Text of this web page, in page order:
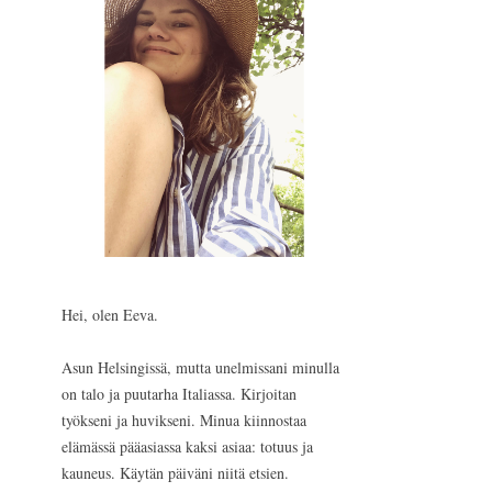
Hei, olen Eeva.
Asun Helsingissä, mutta unelmissani minulla
on talo ja puutarha Italiassa. Kirjoitan
työkseni ja huvikseni. Minua kiinnostaa
elämässä pääasiassa kaksi asiaa: totuus ja
kauneus. Käytän päiväni niitä etsien.